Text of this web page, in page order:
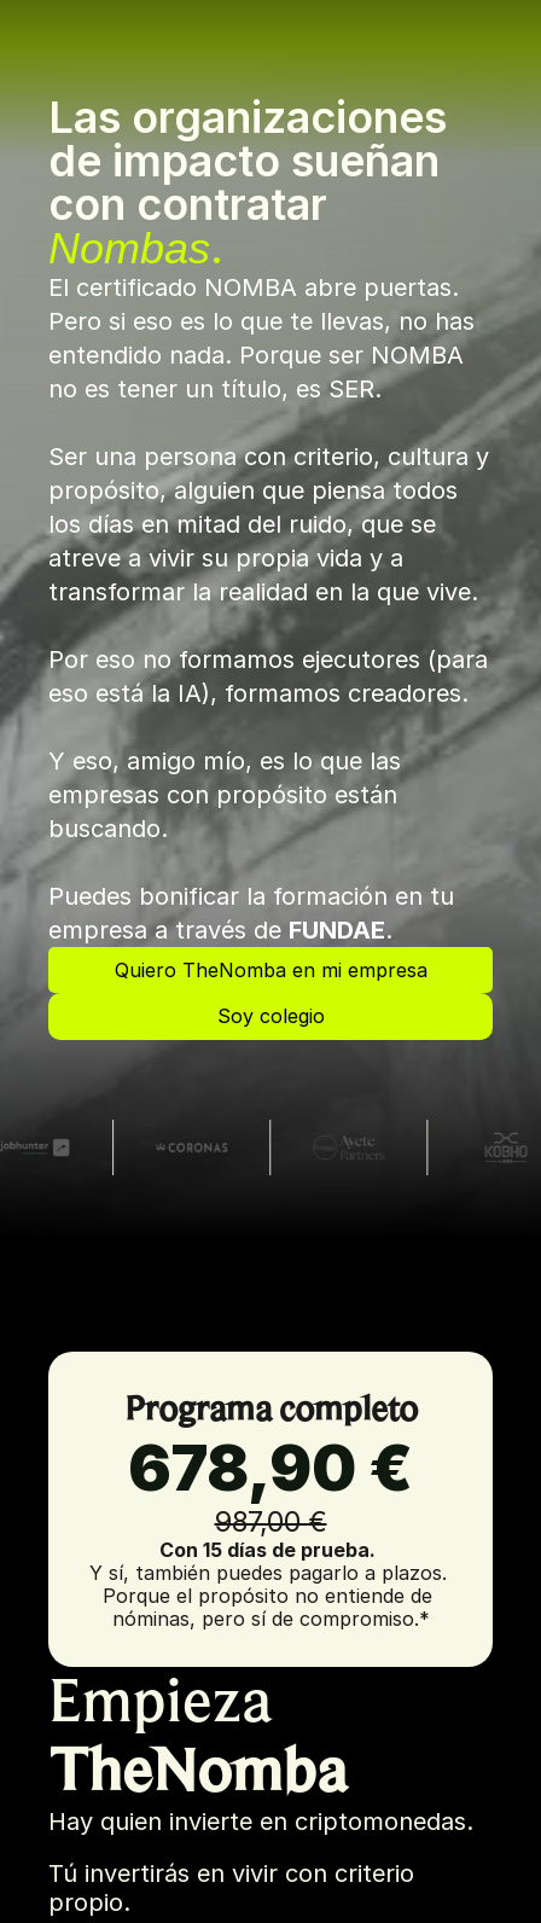
Las organizaciones
de impacto sueñan
Nombas.
El certificado NOMBA abre puertas.
Pero si eso es lo que te llevas, no has
entendido nada. Porque ser NOMBA
no es tener un título, es SER.
Ser una persona con criterio, cultura y
propósito, alguien que piensa todos
los días en mitad del ruido, que se
atreve a vivir su propia vida y a
transformar la realidad en la que vive.
Por eso no formamos ejecutores (para
eso está la IA), formamos creadores.
Y eso, amigo mío, es lo que las
empresas con propósito están
buscando.
Puedes bonificar la formación en tu
empresa a través de FUNDAE.
Quiero TheNomba en mi empresa
Soy colegio
Empieza
TheNomba
Hay quien invierte en criptomonedas.
Tú invertirás en vivir con criterio
propio.
Programa completo
987,00 €
678,90 €
Con 15 días de prueba.
Y sí, también puedes pagarlo a plazos.
Porque el propósito no entiende de
nóminas, pero sí de compromiso.*